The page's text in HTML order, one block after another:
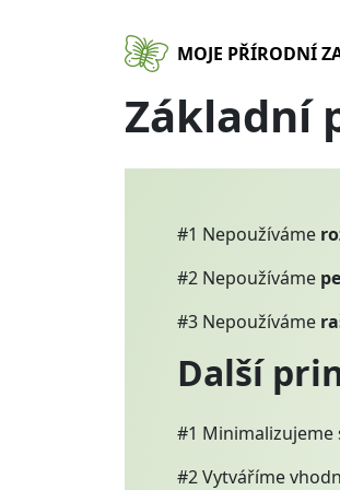
MOJE PŘÍRODNÍ
Základní
#1 Nepoužíváme
#2 Nepoužíváme
#3 Nepoužíváme
Další
#1 Minimalizujeme
#2 Vytváříme